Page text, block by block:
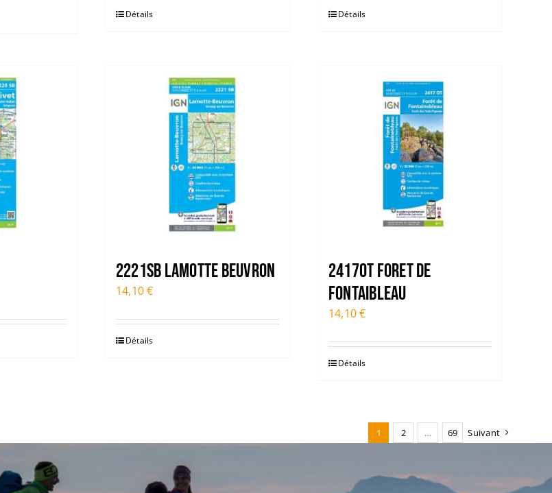
Détails Détails
2221SB LAMOTTE BEUVRON
14,10€
Détails
2417OT FORET DE
FONTAIBLEAU
14,10€
Détails
1 2 … 69 Suivant